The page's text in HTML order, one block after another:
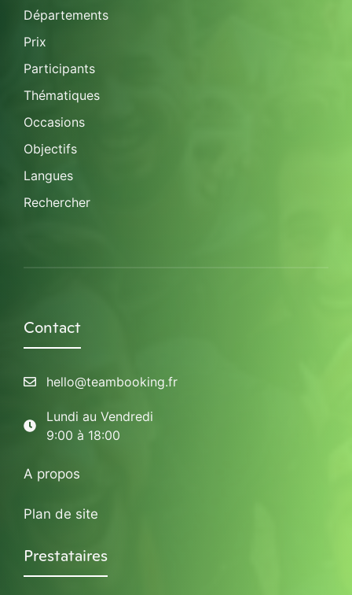
Départements
Prix
Participants
Thématiques
Occasions
Objectifs
Langues
Rechercher
Contact
hello@teambooking.fr
Lundi au Vendredi
9:00 à 18:00
A propos
Plan de site
Prestataires